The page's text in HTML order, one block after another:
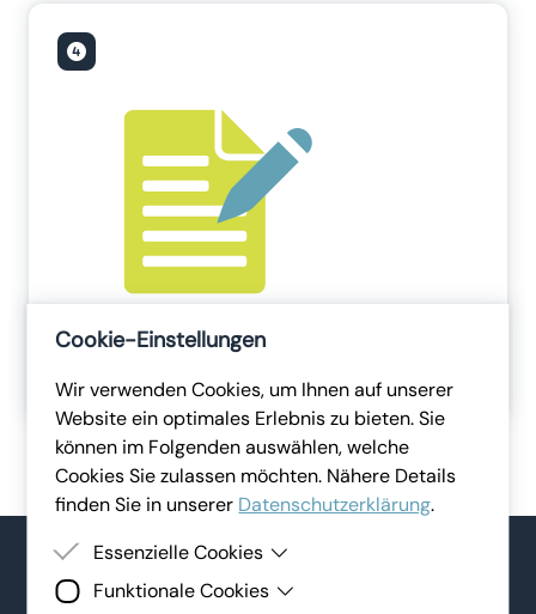
Hier können Sie die Schulung bearbeiten,
ausdrucken oder weitere Vorlagen entdecken.
Cookie-Einstellungen
Wir verwenden Cookies, um Ihnen auf unserer
Website ein optimales Erlebnis zu bieten. Sie
können im Folgenden auswählen, welche
Cookies Sie zulassen möchten. Nähere Details
finden Sie in unserer Datenschutzerklärung.
Essenzielle Cookies
Essenzielle Cookies sind Cookies, welche für die
Funktionale Cookies